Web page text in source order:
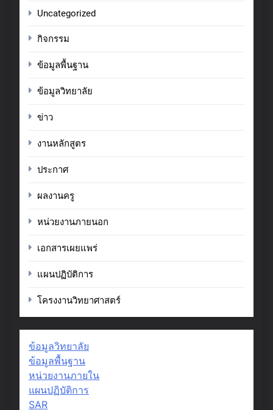
Uncategorized
กิจกรรม
ข้อมูลพื้นฐาน
ข้อมูลวิทยาลัย
ข่าว
งานหลักสูตร
ประกาศ
ผลงานครู
หน่วยงานภายนอก
เอกสารเผยแพร่
แผนปฏิบัติการ
โครงงานวิทยาศาสตร์
ข้อมูลวิทยาลัย
ข้อมูลพื้นฐาน
หน่วยงานภายใน
แผนปฏิบัติการ
SAR